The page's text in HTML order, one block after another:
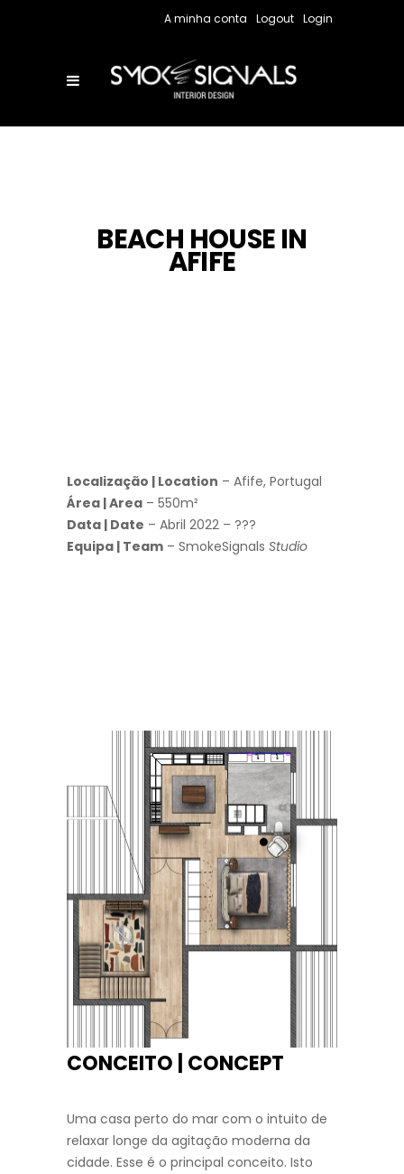
A minha conta Logout Login
BEACH HOUSE IN
AFIFE
Localização | Location – Afife, Portugal
Área | Area – 550m²
Data | Date – Abril 2022 – ???
Equipa | Team – SmokeSignals Studio
CONCEITO | CONCEPT
Uma casa perto do mar com o intuito de
relaxar longe da agitação moderna da
cidade. Esse é o principal conceito. Isto